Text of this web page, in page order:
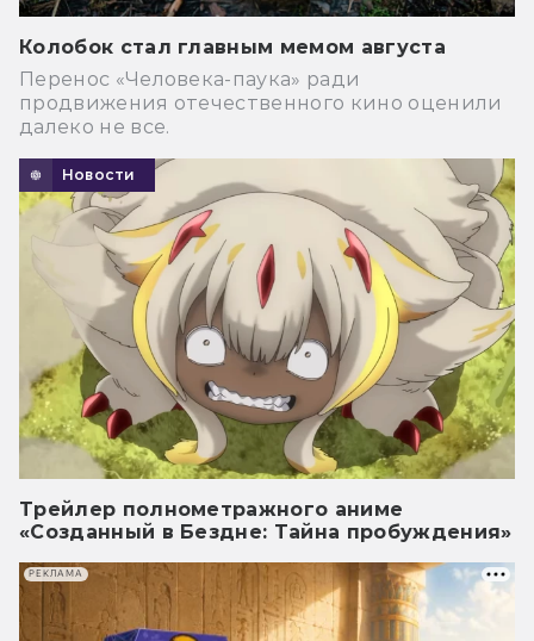
Колобок стал главным мемом августа
Перенос «Человека-паука» ради
продвижения отечественного кино оценили
далеко не все.
Новости
Трейлер полнометражного аниме
«Созданный в Бездне: Тайна пробуждения»
РЕКЛАМА